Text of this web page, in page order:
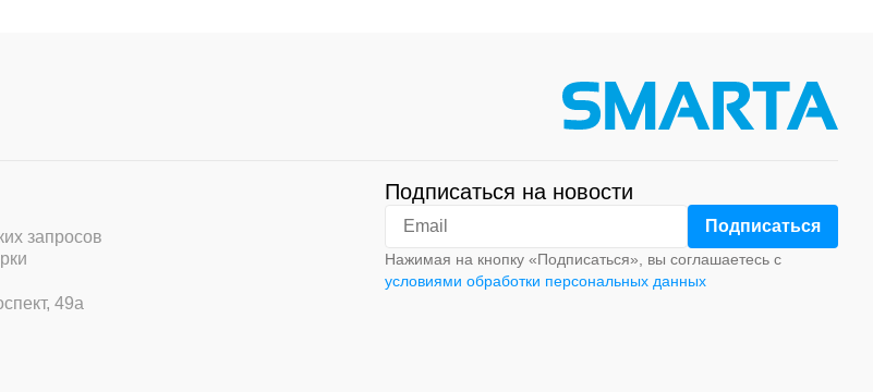
запросов
49а
Подписаться на новости
Нажимая на кнопку «Подписаться», вы соглашаетесь с
условиями обработки персональных данных